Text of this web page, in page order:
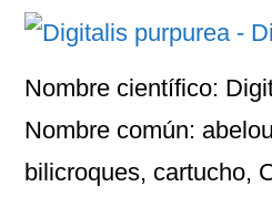
Nombre científico:
Nombre común:
bilicroques, cartucho,